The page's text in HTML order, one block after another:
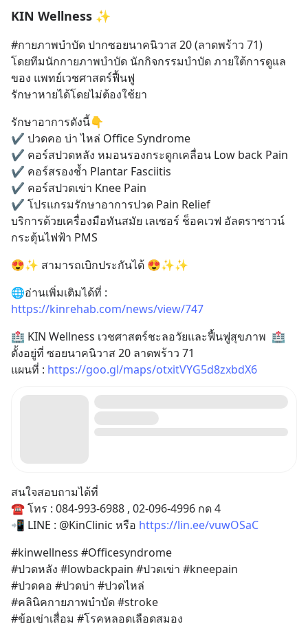
KIN Wellness ✨
#กายภาพบำบัด ปากซอยนาคนิวาส 20 (ลาดพร้าว 71)
โดยทีมนักกายภาพบำบัด นักกิจกรรมบำบัด ภายใต้การดูแล
ของ แพทย์เวชศาสตร์ฟื้นฟู
รักษาหายได้โดยไม่ต้องใช้ยา
รักษาอาการดังนี้👇
✔️ ปวดคอ บ่า ไหล่ Office Syndrome
✔️ คอร์สปวดหลัง หมอนรองกระดูกเคลื่อน Low back Pain
✔️ คอร์สรองช้ำ Plantar Fasciitis
✔️ คอร์สปวดเข่า Knee Pain
✔️ โปรแกรมรักษาอาการปวด Pain Relief
บริการด้วยเครื่องมือทันสมัย เลเซอร์ ช็อคเวฟ อัลตราซาวน์
กระตุ้นไฟฟ้า PMS
😍✨ สามารถเบิกประกันได้ 😍✨✨
https://kinrehab.com/news/view/747
🏥 KIN Wellness เวชศาสตร์ชะลอวัยและฟื้นฟูสุขภาพ  🏥
ตั้งอยู่ที่ ซอยนาคนิวาส 20 ลาดพร้าว 71
แผนที่ : https://goo.gl/maps/otxitVYG5d8zxbdX6
สนใจสอบถามได้ที่
☎️ โทร : 084-993-6988 , 02-096-4996 กด 4
📲 LINE : @KinClinic หรือ https://lin.ee/vuwOSaC
#kinwellness #Officesyndrome
#ปวดหลัง #lowbackpain #ปวดเข่า #kneepain
#ปวดคอ #ปวดบ่า #ปวดไหล่
#คลินิคกายภาพบำบัด #stroke
#ข้อเข่าเสื่อม #โรคหลอดเลือดสมอง